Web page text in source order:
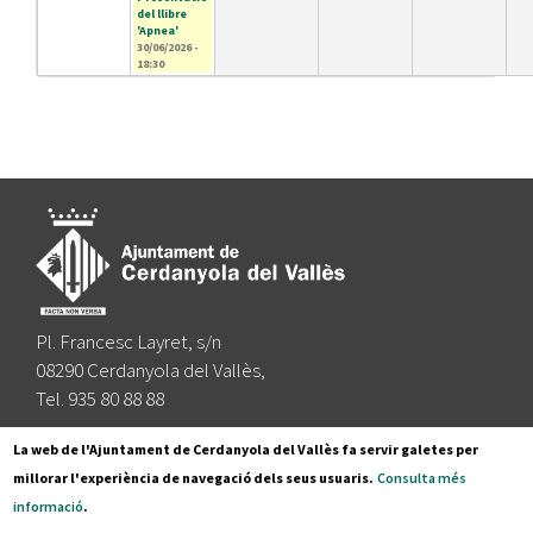
del llibre
'Apnea'
30/06/2026 -
18:30
Pl. Francesc Layret, s/n
08290 Cerdanyola del Vallès,
Tel. 935 80 88 88
Segueix-nos a:
La web de l'Ajuntament de Cerdanyola del Vallès fa servir galetes per
millorar l'experiència de navegació dels seus usuaris. Consulta més
informació.